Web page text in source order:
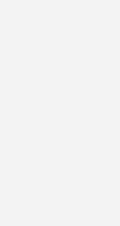
von uns
gebündelt und
damit einverstanden, über
eine Abmeldung ist
mit Daten finden Sie